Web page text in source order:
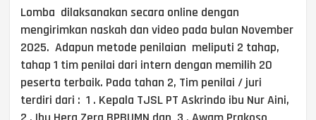
Lomba dilaksanakan secara online dengan
mengirimkan naskah dan video pada bulan November
2025. Adapun metode penilaian meliputi 2 tahap,
tahap 1 tim penilai dari intern dengan memilih 20
peserta terbaik. Pada tahan 2, Tim penilai / juri
terdiri dari : 1 . Kepala TJSL PT Askrindo ibu Nur Aini,